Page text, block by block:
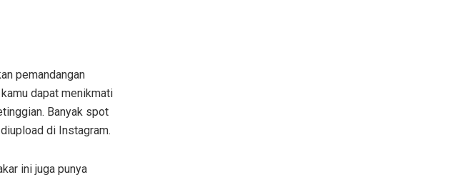
pemandangan
dapat menikmati
Banyak spot
di Instagram.
ini juga punya